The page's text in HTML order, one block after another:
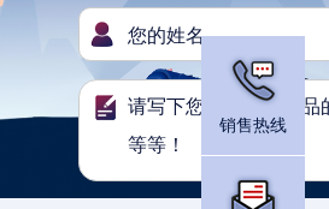
销售热线